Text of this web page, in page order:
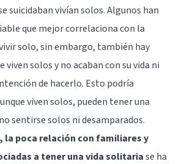
suicidaban vivían solos. Algunos han
que mejor correlaciona con la
solo, sin embargo, también hay
viven solos y no acaban con su vida ni
de hacerlo. Esto podría
viven solos, pueden tener una
sentirse solos ni desamparados.
la poca relación con familiares y
a tener una vida solitariase ha